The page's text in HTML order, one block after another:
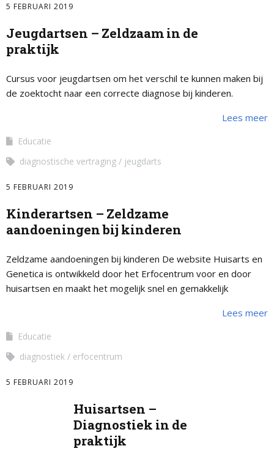
5 FEBRUARI 2019
Jeugdartsen – Zeldzaam in de
praktijk
Cursus voor jeugdartsen om het verschil te kunnen maken bij
de zoektocht naar een correcte diagnose bij kinderen.
Lees meer
Educatie
diagnostische vertraging
jeugdarts
5 FEBRUARI 2019
Kinderartsen – Zeldzame
aandoeningen bij kinderen
Zeldzame aandoeningen bij kinderen De website Huisarts en
Genetica is ontwikkeld door het Erfocentrum voor en door
huisartsen en maakt het mogelijk snel en gemakkelijk
Lees meer
Educatie
diagnostiek
erfocentrum
5 FEBRUARI 2019
Huisartsen –
Diagnostiek in de
praktijk